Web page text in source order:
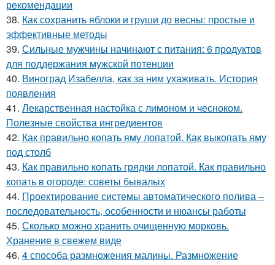
рекомендации
38. Как сохранить яблоки и груши до весны: простые и
эффективные методы
39. Сильные мужчины начинают с питания: 6 продуктов
для поддержания мужской потенции
40. Виноград Изабелла, как за ним ухаживать. История
появления
41. Лекарственная настойка с лимоном и чесноком.
Полезные свойства ингредиентов
42. Как правильно копать яму лопатой. Как выкопать яму
под столб
43. Как правильно копать грядки лопатой. Как правильно
копать в огороде: советы бывалых
44. Проектирование системы автоматического полива –
последовательность, особенности и нюансы работы
45. Сколько можно хранить очищенную морковь.
Хранение в свежем виде
46. 4 способа размножения малины. Размножение